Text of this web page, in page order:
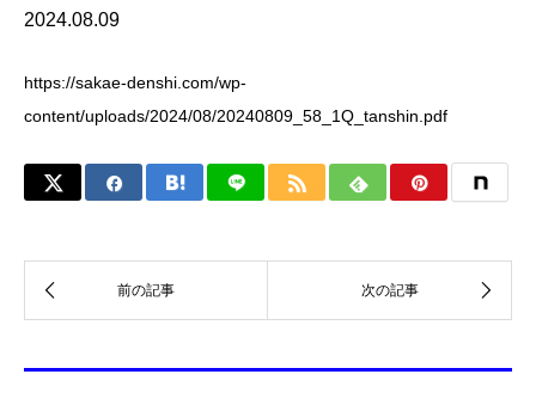
2024.08.09
https://sakae-denshi.com/wp-
content/uploads/2024/08/20240809_58_1Q_tanshin.pdf